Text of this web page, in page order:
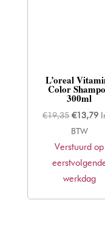
L’oreal
Color
300ml
€19,35
prijs
was:
€19,35.
€13,79
is:
BTW
Verstuurd op
werkdag